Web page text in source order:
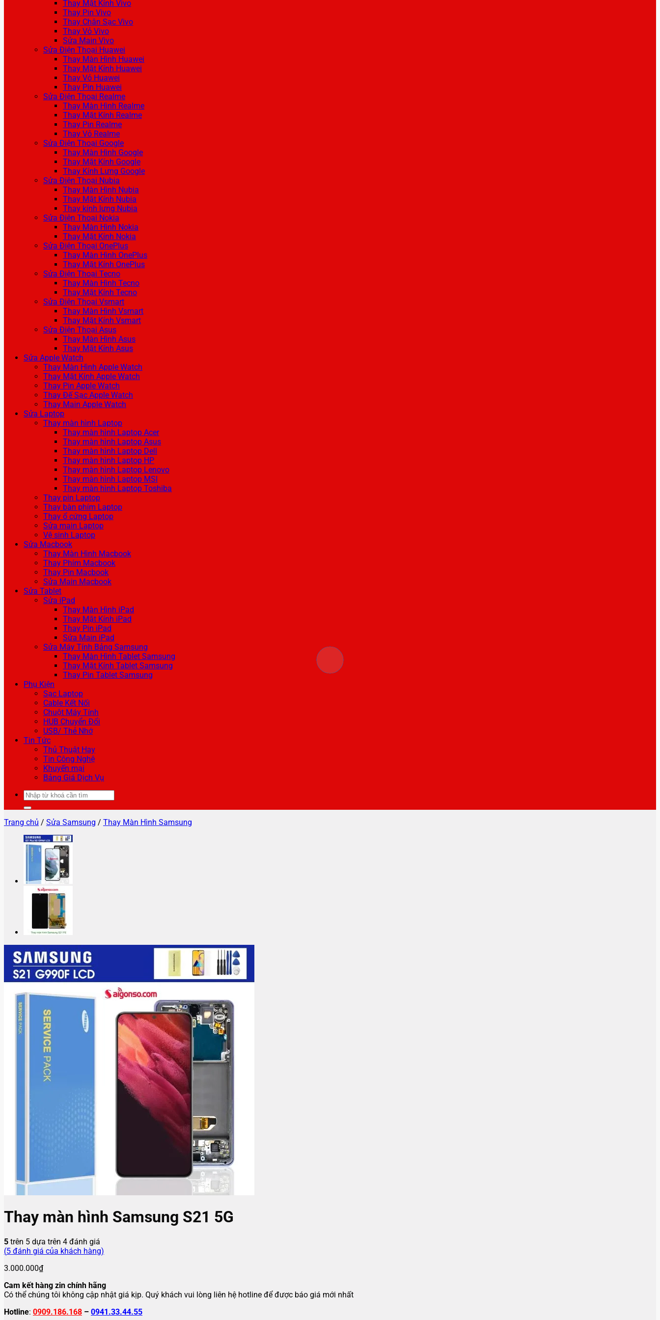
Thay Mặt Kính Vivo
Thay Pin Vivo
Thay Chân Sạc Vivo
Thay Vỏ Vivo
Sửa Main Vivo
Sửa Điện Thoại Huawei
Thay Màn Hình Huawei
Thay Mặt Kính Huawei
Thay Vỏ Huawei
Thay Pin Huawei
Sửa Điện Thoại Realme
Thay Màn Hình Realme
Thay Mặt Kính Realme
Thay Pin Realme
Thay Vỏ Realme
Sửa Điện Thoại Google
Thay Màn Hình Google
Thay Mặt Kính Google
Thay Kính Lưng Google
Sửa Điện Thoại Nubia
Thay Màn Hình Nubia
Thay Mặt Kính Nubia
Thay kính lưng Nubia
Sửa Điện Thoại Nokia
Thay Màn Hình Nokia
Thay Mặt Kính Nokia
Sửa Điện Thoại OnePlus
Thay Màn Hình OnePlus
Thay Mặt Kính OnePlus
Sửa Điện Thoại Tecno
Thay Màn Hình Tecno
Thay Mặt Kính Tecno
Sửa Điện Thoại Vsmart
Thay Màn Hình Vsmart
Thay Mặt Kính Vsmart
Sửa Điện Thoại Asus
Thay Màn Hình Asus
Thay Mặt Kính Asus
Sửa Apple Watch
Thay Màn Hình Apple Watch
Thay Mặt Kính Apple Watch
Thay Pin Apple Watch
Thay Đế Sạc Apple Watch
Thay Main Apple Watch
Sửa Laptop
Thay màn hình Laptop
Thay màn hình Laptop Acer
Thay màn hình Laptop Asus
Thay màn hình Laptop Dell
Thay màn hình Laptop HP
Thay màn hình Laptop Lenovo
Thay màn hình Laptop MSI
Thay màn hình Laptop Toshiba
Thay pin Laptop
Thay bàn phím Laptop
Thay ổ cứng Laptop
Sửa main Laptop
Vệ sinh Laptop
Sửa Macbook
Thay Màn Hình Macbook
Thay Phím Macbook
Thay Pin Macbook
Sửa Main Macbook
Sửa Tablet
Sửa iPad
Thay Màn Hình iPad
Thay Mặt Kính iPad
Thay Pin iPad
Sửa Main iPad
Sửa Máy Tính Bảng Samsung
Thay Màn Hình Tablet Samsung
Thay Mặt Kính Tablet Samsung
Thay Pin Tablet Samsung
Phụ Kiện
Sạc Laptop
Cable Kết Nối
Chuột Máy Tính
HUB Chuyển Đổi
USB/ Thẻ Nhớ
Tin Tức
Thủ Thuật Hay
Tin Công Nghệ
Khuyến mại
Bảng Giá Dịch Vụ
Tìm
kiếm:
Trang chủ / Sửa Samsung / Thay Màn Hình Samsung
Thay màn hình Samsung S21 5G
5 trên 5 dựa trên 4 đánh giá
(5 đánh giá của khách hàng)
3.000.000₫
Cam kết hàng zin chính hãng
Có thể chúng tôi không cập nhật giá kịp. Quý khách vui lòng liên hệ hotline để được báo giá mới nhất
Hotline: 0909.186.168 – 0941.33.44.55